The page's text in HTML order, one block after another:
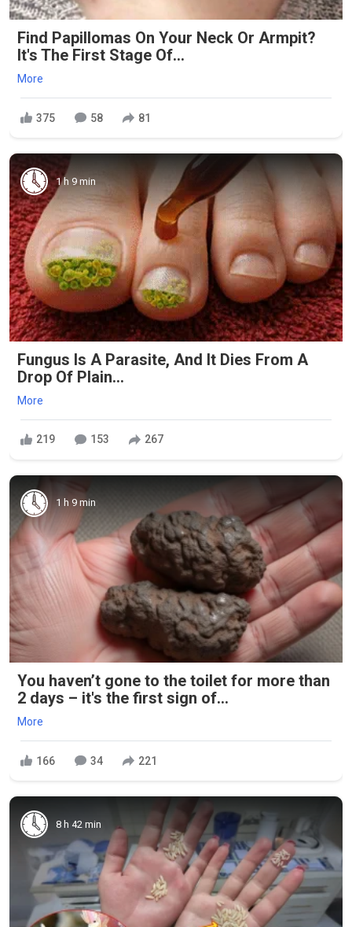
Find Papillomas On Your Neck Or Armpit?
It's The First Stage Of...
More
375 58 81
1 h 9 min
Fungus Is A Parasite, And It Dies From A
Drop Of Plain...
More
219 153 267
1 h 9 min
You haven’t gone to the toilet for more than
2 days – it's the first sign of...
More
166 34 221
8 h 42 min